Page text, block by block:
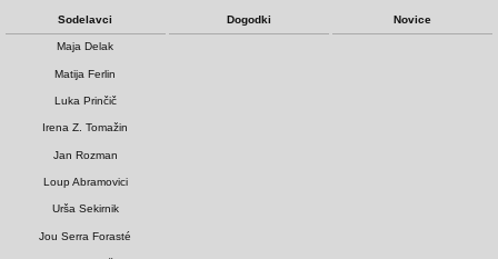
Sodelavci
Maja Delak
Matija Ferlin
Luka Prinčič
Irena Z. Tomažin
Jan Rozman
Loup Abramovici
Urša Sekirnik
Jou Serra Forasté
Dogodki Novice